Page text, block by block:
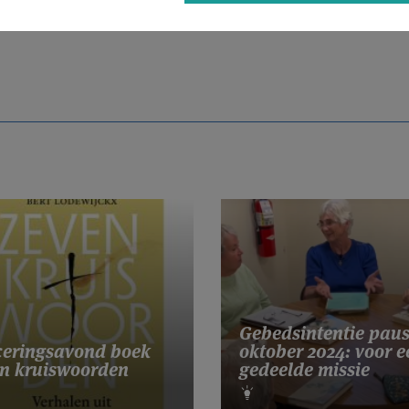
boek
kruiswoorden
Gebedsintentie paus
oktober 2024: voor
gedeelde missie